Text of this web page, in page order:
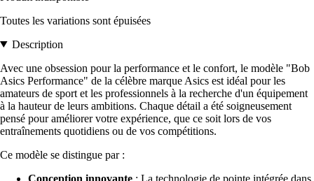
Toutes les variations sont épuisées
Description
Avec une obsession pour la performance et le confort, le modèle "Bob
Asics Performance" de la célèbre marque Asics est idéal pour les
amateurs de sport et les professionnels à la recherche d'un équipement
à la hauteur de leurs ambitions. Chaque détail a été soigneusement
pensé pour améliorer votre expérience, que ce soit lors de vos
entraînements quotidiens ou de vos compétitions.
Ce modèle se distingue par :
Conception innovante : La technologie de pointe intégrée dans